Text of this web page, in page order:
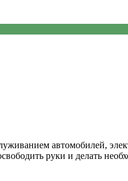
автомобилей,
руки и делать